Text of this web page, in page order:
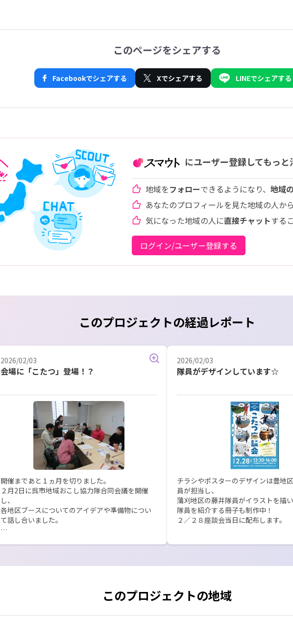
このページをシェアする
Facebookでシェアする Xでシェアする LINEでシェアする
にユーザー登録してもっと
地域をフォローできるようになり、 地域
あなたのプロフィールを見た地域の人から
気になった地域の人に直接チャットする
ログイン/ユーザー登録する
このプロジェクトの経過レポート
2026/02/03
会場に「こたつ」登場！？
開催まであと１ヵ月を切りました。
２月2日に呉市地域おこし協力隊合同会議を開催
し、
各地区ブースについてのアイデアや準備物につい
て話し合いました。
っても入らなくても、和やかで温かな「ゆる～い
2026/02/03
隊員がデザインしています☆
チラシやポスターのデザインは豊地
員が担当し、
蒲刈地区の藤井隊員がイラストを描い
隊員を紹介する冊子も制作中！
２／２８座談会当日に配布します。
このプロジェクトの地域